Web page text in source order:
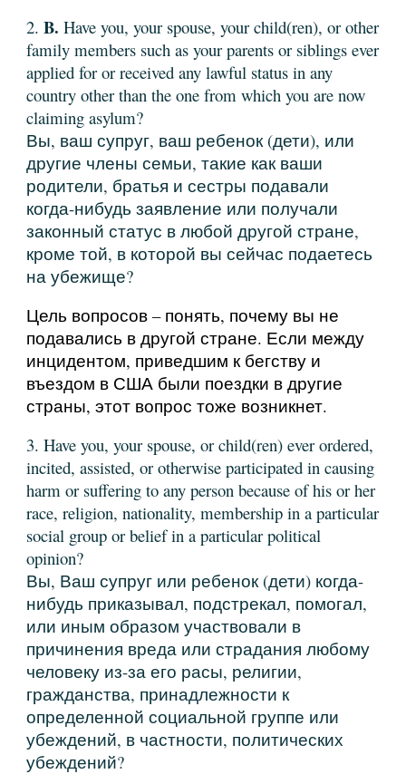
2.B. Have you, your spouse, your child(ren), or other
family members such as your parents or siblings ever
applied for or received any lawful status in any
country other than the one from which you are now
claiming asylum?
Вы, ваш супруг, ваш ребенок (дети), или
другие члены семьи, такие как ваши
родители, братья и сестры подавали
когда-нибудь заявление или получали
законный статус в любой другой стране,
кроме той, в которой вы сейчас подаетесь
на убежище?
Цель вопросов – понять, почему вы не
подавались в другой стране. Если между
инцидентом, приведшим к бегству и
въездом в США были поездки в другие
страны, этот вопрос тоже возникнет.
3. Have you, your spouse, or child(ren) ever ordered,
incited, assisted, or otherwise participated in causing
harm or suffering to any person because of his or her
race, religion, nationality, membership in a particular
social group or belief in a particular political
opinion?
Вы, Ваш супруг или ребенок (дети) когда-
нибудь приказывал, подстрекал, помогал,
или иным образом участвовали в
причинения вреда или страдания любому
человеку из-за его расы, религии,
гражданства, принадлежности к
определенной социальной группе или
убеждений, в частности, политических
убеждений?